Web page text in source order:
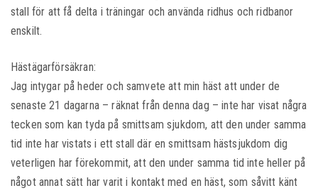
stall för att få delta i träningar och använda ridhus och ridbanor
enskilt.
Hästägarförsäkran:
Jag intygar på heder och samvete att min häst att under de
senaste 21 dagarna – räknat från denna dag – inte har visat några
tecken som kan tyda på smittsam sjukdom, att den under samma
tid inte har vistats i ett stall där en smittsam hästsjukdom dig
veterligen har förekommit, att den under samma tid inte heller på
något annat sätt har varit i kontakt med en häst, som såvitt känt